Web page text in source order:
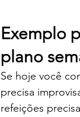
Exemplo
plano
Se hoje você
precisa
refeições